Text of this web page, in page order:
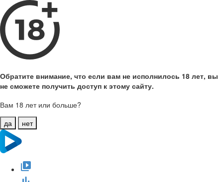
Обратите внимание, что если вам не исполнилось 18 лет, вы
не сможете получить доступ к этому сайту.
Вам 18 лет или больше?
да
нет